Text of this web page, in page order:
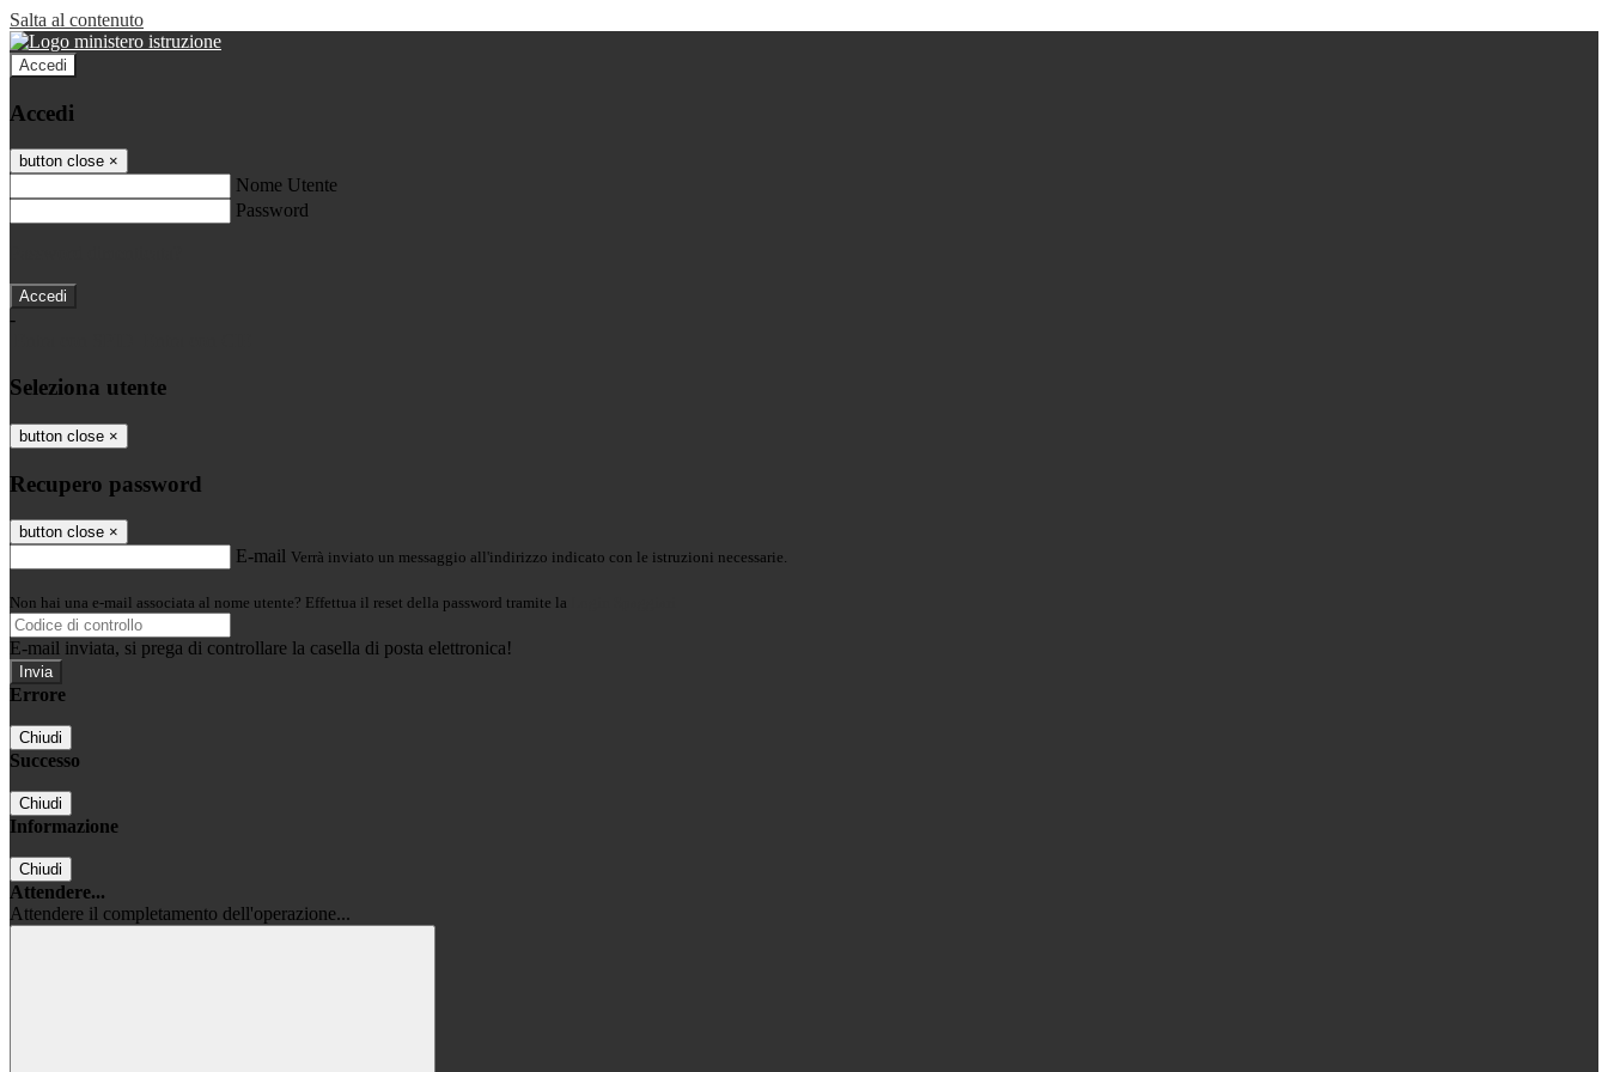
Salta al contenuto
Accedi
Accedi
button close ×
Nome Utente
Password
-
Seleziona utente
button close ×
Recupero password
button close ×
E-mail Verrà inviato un messaggio all'indirizzo indicato con le istruzioni necessarie.
Non hai una e-mail associata al nome utente? Effettua il reset della password tramite la
E-mail inviata, si prega di controllare la casella di posta elettronica!
Errore
Chiudi
Successo
Chiudi
Informazione
Chiudi
Attendere...
Attendere il completamento dell'operazione...